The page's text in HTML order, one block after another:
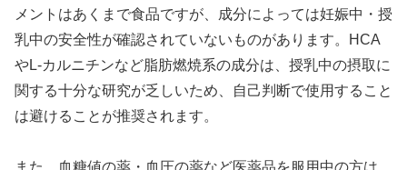
メントはあくまで食品ですが、成分によっては妊娠中・授
乳中の安全性が確認されていないものがあります。HCA
やL-カルニチンなど脂肪燃焼系の成分は、授乳中の摂取に
関する十分な研究が乏しいため、自己判断で使用すること
は避けることが推奨されます。